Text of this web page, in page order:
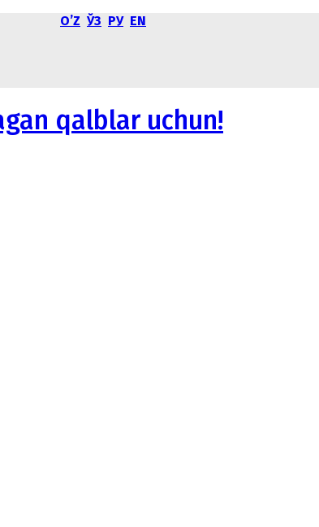
OʼZ ЎЗ РУ EN